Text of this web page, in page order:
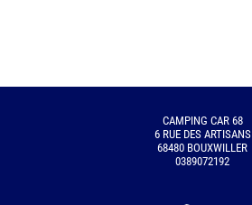
CAMPING CAR 68
6 RUE DES ARTISANS
68480 BOUXWILLER
0389072192